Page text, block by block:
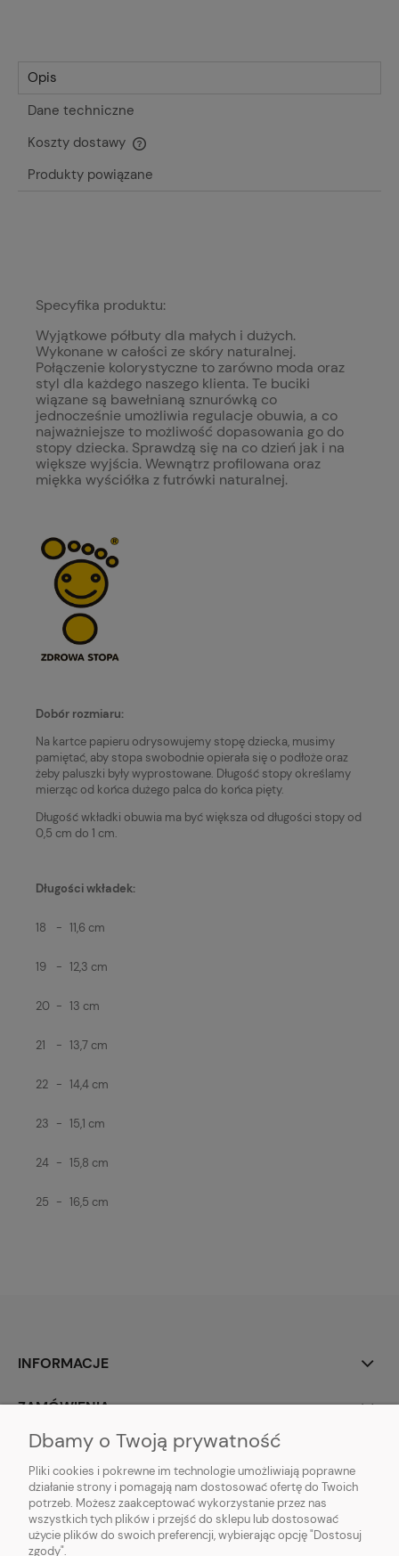
Opis
Dane techniczne
Koszty dostawy
Cena nie zawiera ewentualnych kosztów płatności
Produkty powiązane
Specyfika produktu:
Wyjątkowe półbuty dla małych i dużych.
Wykonane w całości ze skóry naturalnej.
Połączenie kolorystyczne to zarówno moda oraz
styl dla każdego naszego klienta. Te buciki
wiązane są bawełnianą sznurówką co
jednocześnie umożliwia regulacje obuwia, a co
najważniejsze to możliwość dopasowania go do
stopy dziecka. Sprawdzą się na co dzień jak i na
większe wyjścia. Wewnątrz profilowana oraz
miękka wyściółka z futrówki naturalnej.
Dobór rozmiaru:
Na kartce papieru odrysowujemy stopę dziecka, musimy
pamiętać, aby stopa swobodnie opierała się o podłoże oraz
żeby paluszki były wyprostowane. Długość stopy określamy
mierząc od końca dużego palca do końca pięty.
Długość wkładki obuwia ma być większa od długości stopy od
0,5 cm do 1 cm.
Długości wkładek:
18 - 11,6 cm
19 - 12,3 cm
20 - 13 cm
21 - 13,7 cm
22 - 14,4 cm
23 - 15,1 cm
24 - 15,8 cm
25 - 16,5 cm
INFORMACJE
ZAMÓWIENIA
TWOJE KONTO
Dbamy o Twoją prywatność
Pliki cookies i pokrewne im technologie umożliwiają poprawne
działanie strony i pomagają nam dostosować ofertę do Twoich
potrzeb. Możesz zaakceptować wykorzystanie przez nas
wszystkich tych plików i przejść do sklepu lub dostosować
użycie plików do swoich preferencji, wybierając opcję "Dostosuj
zgody".